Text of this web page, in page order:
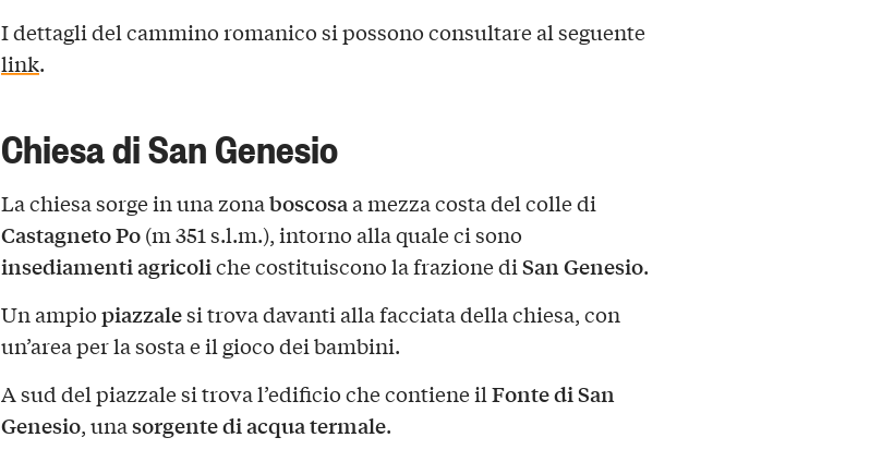
I dettagli del cammino romanico si possono consultare al seguente
link.
Chiesa di San Genesio
La chiesa sorge in una zonaboscosaa mezza costa del colle di
Castagneto Po(m 351 s.l.m.), intorno alla quale ci sono
insediamenti agricoliche costituiscono la frazione diSan Genesio.
Un ampiopiazzalesi trova davanti alla facciata della chiesa, con
un’area per la sosta e il gioco dei bambini.
A sud del piazzale si trova l’edificio che contiene ilFonte di San
Genesio, unasorgente di acqua termale.